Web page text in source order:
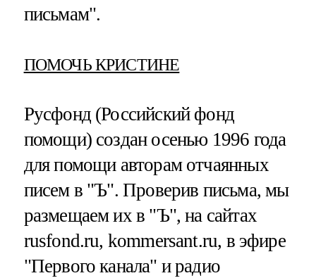
письмам".
ПОМОЧЬ КРИСТИНЕ
Русфонд (Российский фонд
помощи) создан осенью 1996 года
для помощи авторам отчаянных
писем в "Ъ". Проверив письма, мы
размещаем их в "Ъ", на сайтах
rusfond.ru, kommersant.ru, в эфире
"Первого канала" и радио